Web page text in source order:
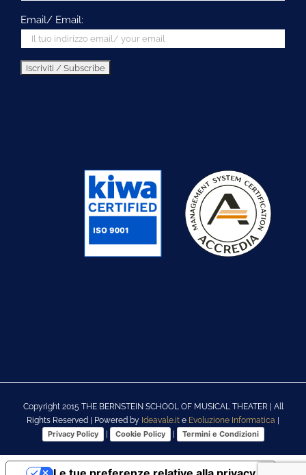
Email/ Email:
Copyright 2015 THE BERNSTEIN SCHOOL OF MUSICAL THEATER | All
Rights Reserved | Powered by Ideavale.it e Evoluzione Informatica |
Privacy Policy
| Cookie Policy | Termini e Condizioni